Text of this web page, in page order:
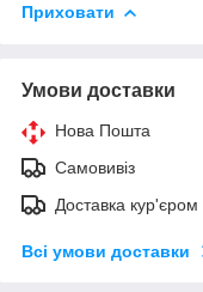
Приховати
Умови доставки
Нова Пошта
Самовивіз
Доставка кур'єром
Всі умови доставки